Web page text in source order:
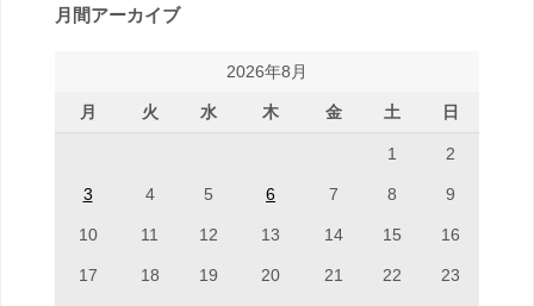
月間アーカイブ
2026年8月
月 火 水 木 金 土 日
1 2
3 4 5 6 7 8 9
10 11 12 13 14 15 16
17 18 19 20 21 22 23